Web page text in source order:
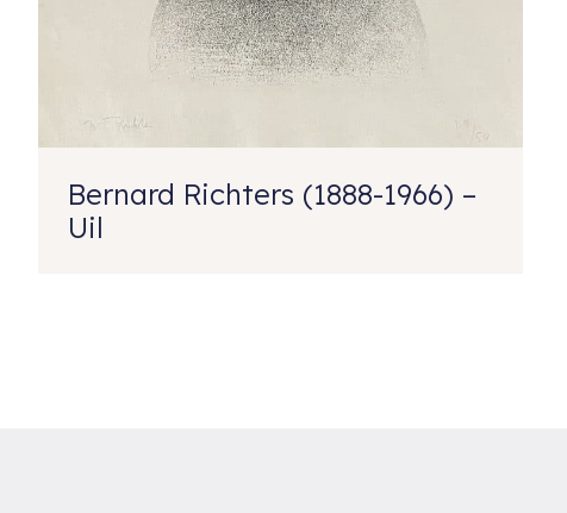
Bernard Richters (1888-1966) –
Uil